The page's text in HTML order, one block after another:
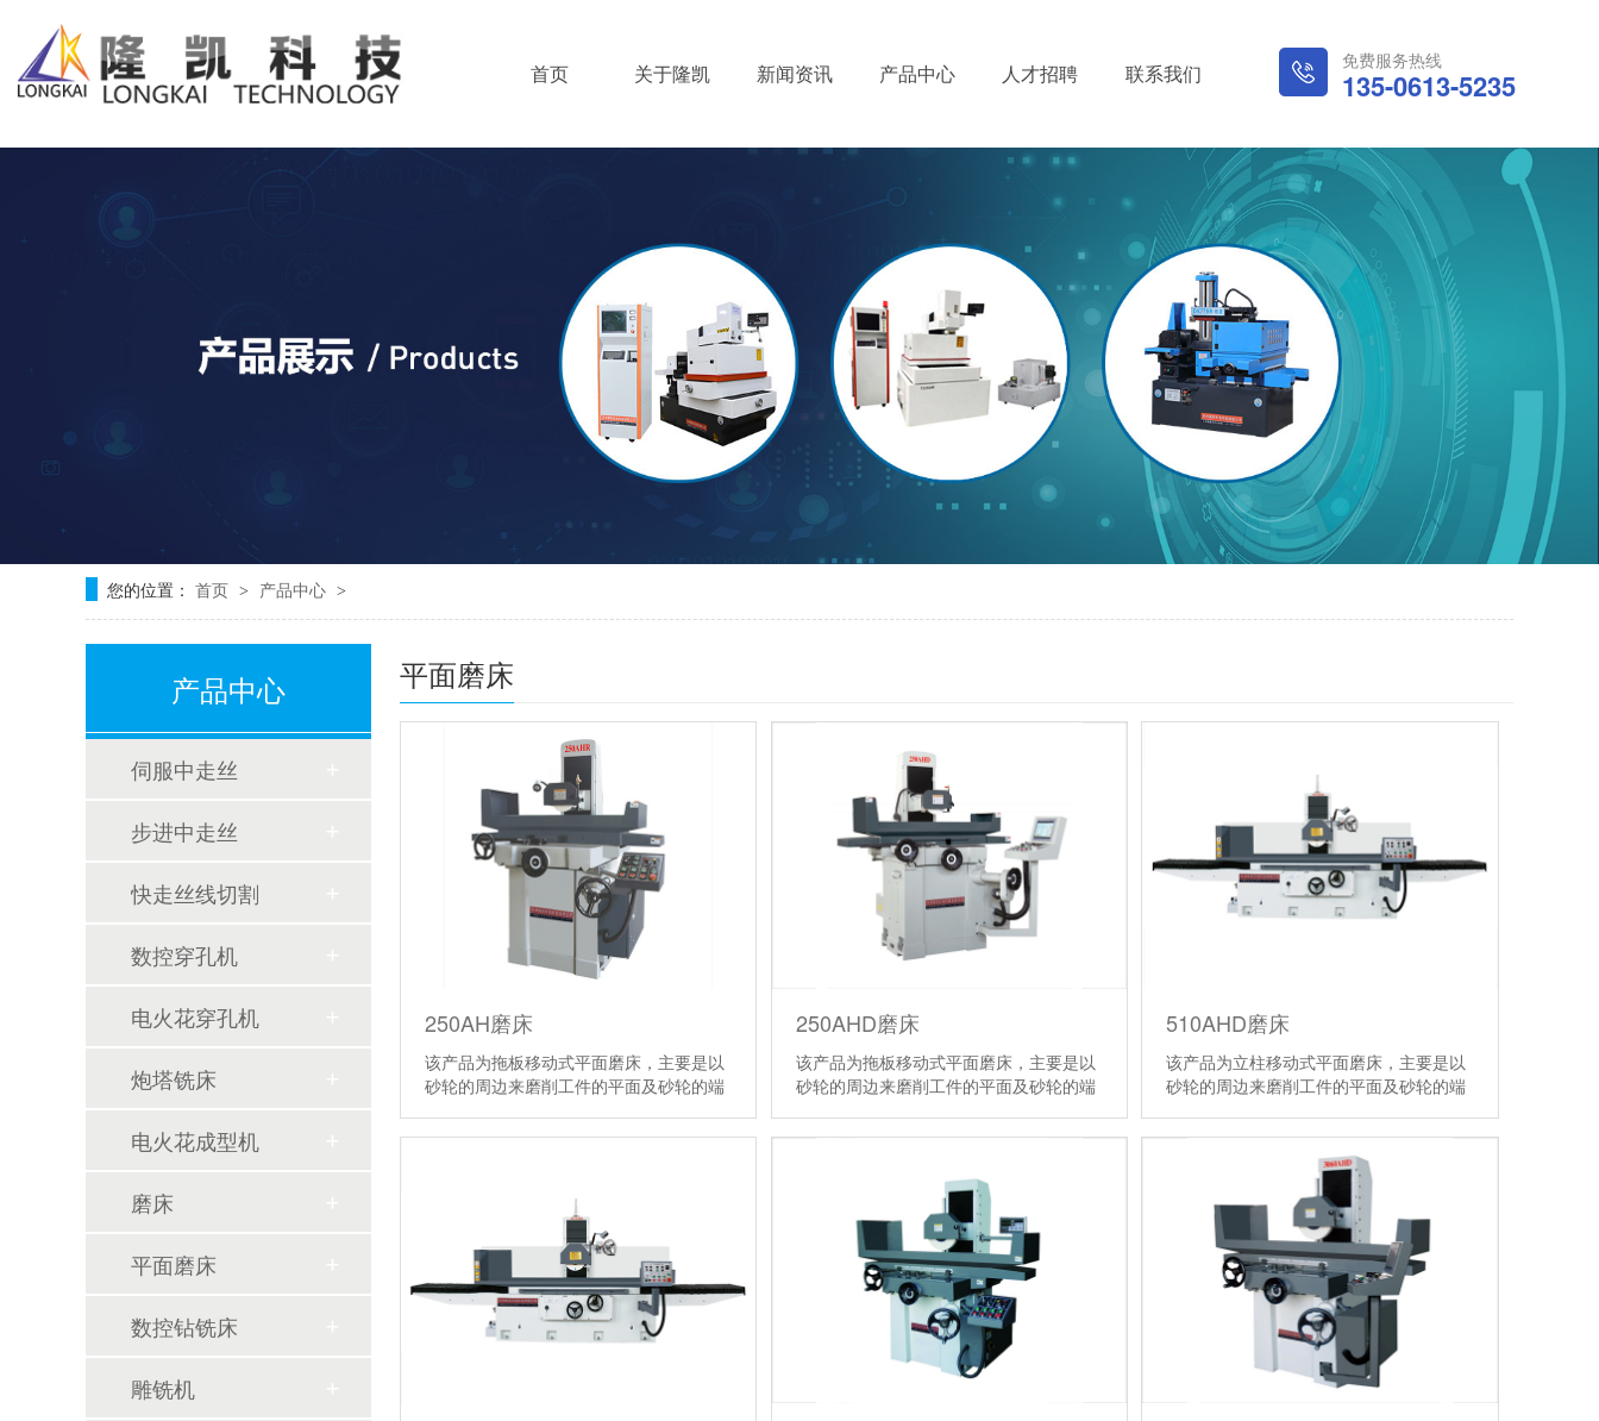
首页 关于隆凯 新闻资讯 产品中心 人才招聘 联系我们 免费服务热线
135-0613-5235
您的位置： 首页 > 产品中心 >
产品中心
伺服中走丝
步进中走丝
快走丝线切割
数控穿孔机
电火花穿孔机
炮塔铣床
电火花成型机
磨床
平面磨床
数控钻铣床
雕铣机
平面磨床
250AH磨床
该产品为拖板移动式平面磨床，主要是以
砂轮的周边来磨削工件的平面及砂轮的端
【详情】
250AHD磨床
该产品为拖板移动式平面磨床，主要是以
砂轮的周边来磨削工件的平面及砂轮的端
510AHD磨床
该产品为立柱移动式平面磨床，主要是以
砂轮的周边来磨削工件的平面及砂轮的端
【详情】